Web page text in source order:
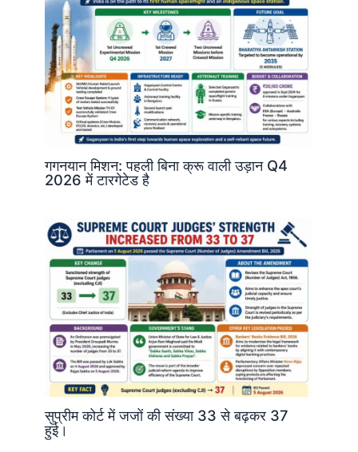
गगनयान मिशन: पहली बिना क्रू वाली उड़ान Q4
2026 में टारगेटेड है
सुप्रीम कोर्ट में जजों की संख्या 33 से बढ़कर 37
हुई।